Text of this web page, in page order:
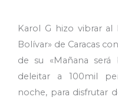
Karol G hizo vibrar al
Bolívar» de Caracas
de su «Mañana
deleitar a 100mil
noche, para disfrutar